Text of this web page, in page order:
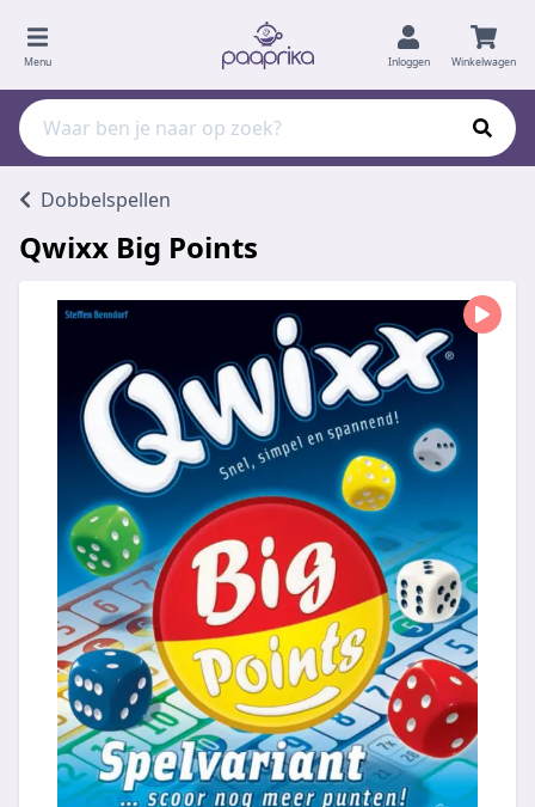
Menu Inloggen Winkelwagen
Dobbelspellen
Qwixx Big Points